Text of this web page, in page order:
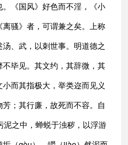
。《国风》好色而不淫，《小
骚》者，可谓兼之矣。上称
、武，以刺世事。明道德之
毕见。其文约，其辞微，其
而其指极大，举类迩而见义
；其行廉，故死而不容。自
泥之中，蝉蜕于浊秽，以浮游